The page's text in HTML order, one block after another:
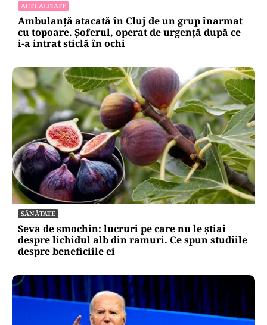
ACTUALITATE
Ambulanță atacată în Cluj de un grup înarmat
cu topoare. Șoferul, operat de urgență după ce
i-a intrat sticlă în ochi
SĂNĂTATE
Seva de smochin: lucruri pe care nu le știai
despre lichidul alb din ramuri. Ce spun studiile
despre beneficiile ei